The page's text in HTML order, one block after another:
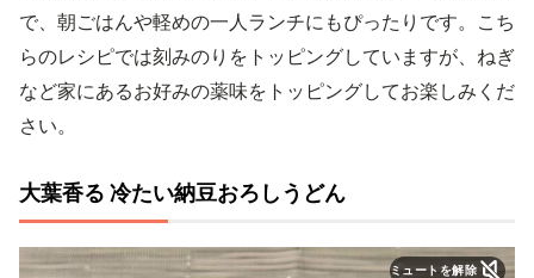
で、朝ごはんや軽めの一人ランチにもぴったりです。こち
らのレシピでは刻みのりをトッピングしていますが、ねぎ
など家にあるお好みの薬味をトッピングしてお楽しみくだ
さい。
大葉香る 冷たい納豆おろしうどん
ミュートを解除